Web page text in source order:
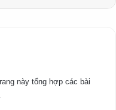
này tổng hợp các bài